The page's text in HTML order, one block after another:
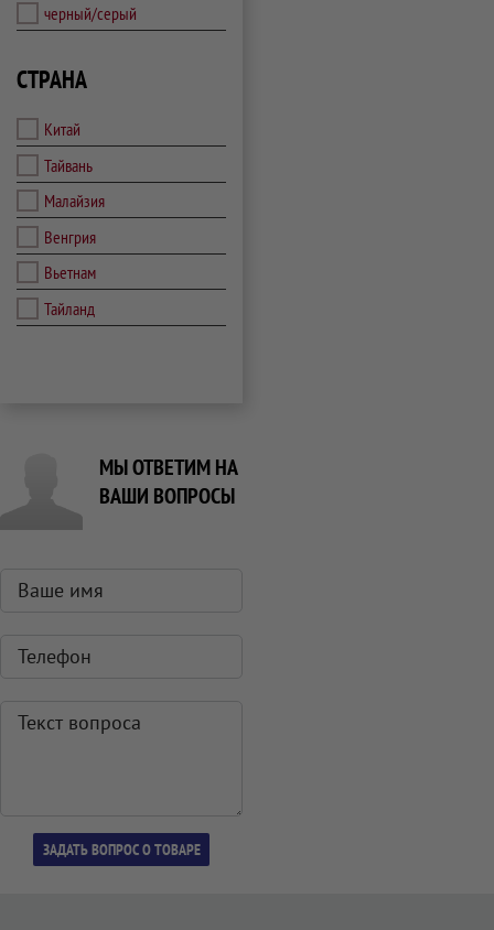
черный/серый
СТРАНА
Китай
Тайвань
Малайзия
Венгрия
Вьетнам
Тайланд
МЫ ОТВЕТИМ НА
ВАШИ ВОПРОСЫ